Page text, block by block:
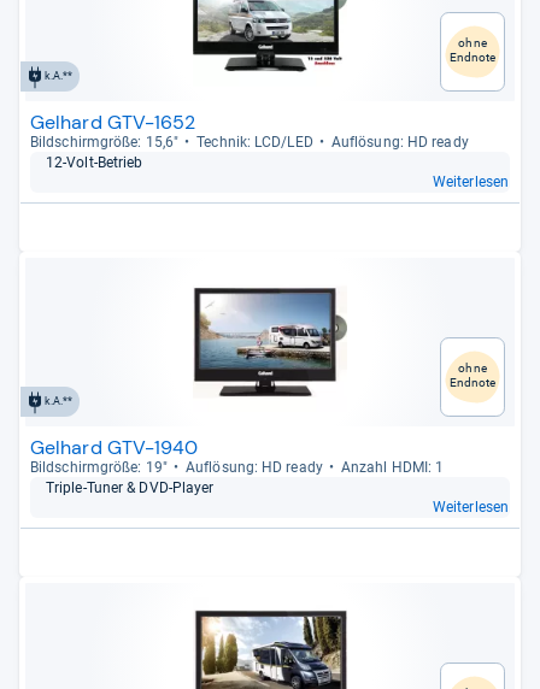
k.A.**
ohne
Endnote
Gelhard GTV-1652
Bild­schirm­größe: 15,6" Tech­nik: LCD/LED
Auf­lö­sung: HD ready
12-​Volt-​Betrieb
Weiterlesen
k.A.**
ohne
Endnote
Gelhard GTV-1940
Bild­schirm­größe: 19" Auf­lö­sung: HD ready
Anzahl HDMI: 1
Tri­ple-​Tuner & DVD-​Player
Weiterlesen